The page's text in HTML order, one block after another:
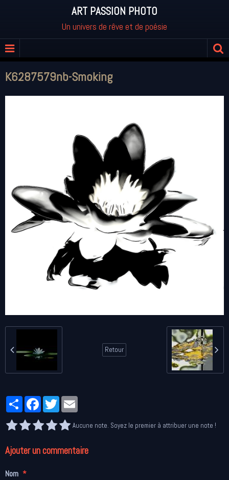
ART PASSION PHOTO
Un univers de rêve et de poésie
K6287579nb-Smoking
Retour
PartagerFacebookTwitter
Aucune note. Soyez le premier à attribuer une note !
Ajouter un commentaire
Nom